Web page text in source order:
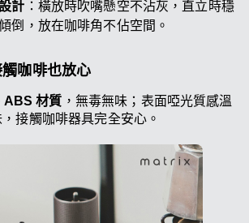
計 ：橫放時吹嘴懸空不沾灰，直立時穩
倒，放在咖啡角不佔空間。
咖啡也放心
ABS 材質 ，無毒無味；表面啞光質感溫
接觸咖啡器具完全安心。